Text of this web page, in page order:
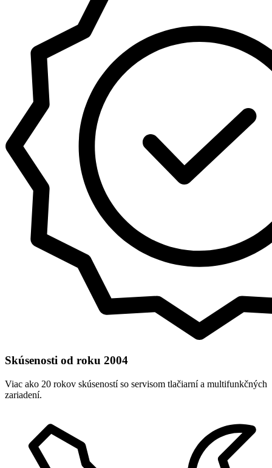
Skúsenosti od roku 2004
Viac ako 20 rokov skúseností so servisom tlačiarní a multifunkčných
zariadení.